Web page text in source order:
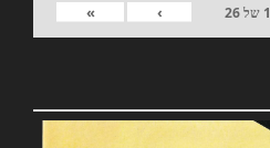
1 של26
›
»